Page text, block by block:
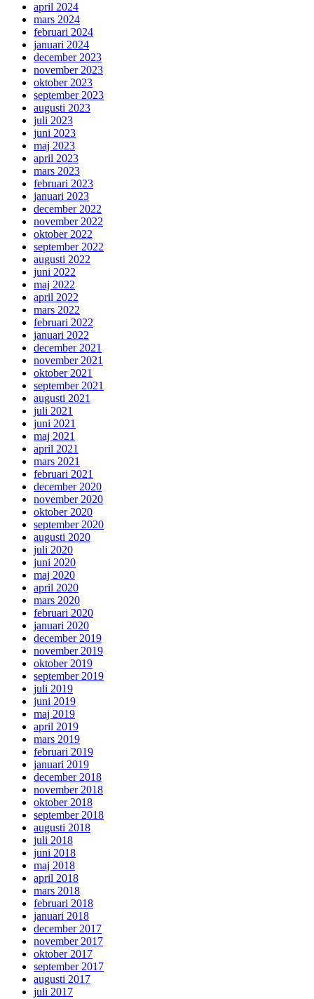
april 2024
mars 2024
februari 2024
januari 2024
december 2023
november 2023
oktober 2023
september 2023
augusti 2023
juli 2023
juni 2023
maj 2023
april 2023
mars 2023
februari 2023
januari 2023
december 2022
november 2022
oktober 2022
september 2022
augusti 2022
juni 2022
maj 2022
april 2022
mars 2022
februari 2022
januari 2022
december 2021
november 2021
oktober 2021
september 2021
augusti 2021
juli 2021
juni 2021
maj 2021
april 2021
mars 2021
februari 2021
december 2020
november 2020
oktober 2020
september 2020
augusti 2020
juli 2020
juni 2020
maj 2020
april 2020
mars 2020
februari 2020
januari 2020
december 2019
november 2019
oktober 2019
september 2019
juli 2019
juni 2019
maj 2019
april 2019
mars 2019
februari 2019
januari 2019
december 2018
november 2018
oktober 2018
september 2018
augusti 2018
juli 2018
juni 2018
maj 2018
april 2018
mars 2018
februari 2018
januari 2018
december 2017
november 2017
oktober 2017
september 2017
augusti 2017
juli 2017